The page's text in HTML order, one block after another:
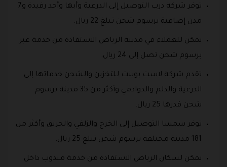
توفر شركة درب التوصيل إلى الدرعية وأبها وأحد رفيدة و7
مدن إضافية برسوم شحن تبلغ 22 ريال.
يمكن للعملاء في مدينة الرياض الاستفادة من خدمة عبر
برسوم شحن تصل إلى 24 ريال.
تقدم شركة لاست بوينت للتخزين والشحن خدماتها إلى
الدرعية والدلم والدوادمي وأكثر من 35 مدينة برسوم
شحن قدرها 25 ريال.
توفر سمسا التوصيل إلى الخرج والزلفي والحريق وأكثر من
181 مدينة مختلفة برسوم شحن تبلغ 25 ريال.
يمكن لسكان الرياض الاستفادة من خدمة مندوب داخل